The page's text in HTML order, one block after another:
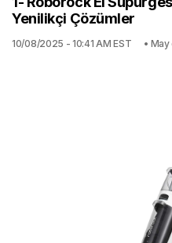
Yenilikçi Çözümler
10/08/2025 - 10:41 AM EST •